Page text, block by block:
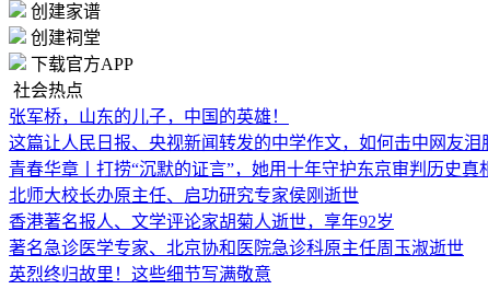
创建家谱
创建祠堂
下载官方APP
社会热点
张军桥，山东的儿子，中国的英雄！
这篇让人民日报、央视新闻转发的中学作文，如何击中网友
青春华章丨打捞“沉默的证言”，她用十年守护东京审判历史真
北师大校长办原主任、启功研究专家侯刚逝世
香港著名报人、文学评论家胡菊人逝世，享年92岁
著名急诊医学专家、北京协和医院急诊科原主任周玉淑逝世
英烈终归故里！这些细节写满敬意